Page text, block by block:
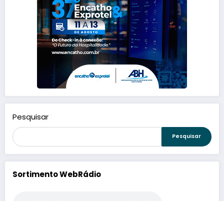
Pesquisar
Pesquisar
Sortimento WebRádio